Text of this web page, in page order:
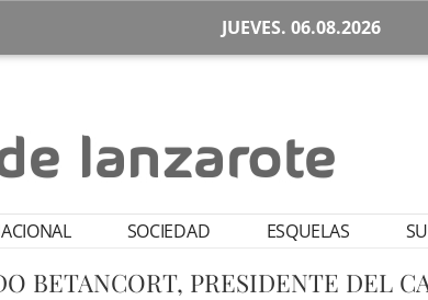
JUEVES. 06.08.2026
SOCIEDAD ESQUELAS
BETANCORT, PRESIDENTE DEL